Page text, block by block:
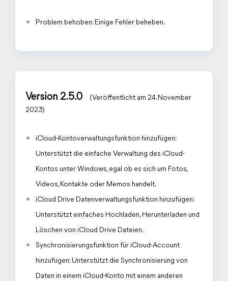
Problem behoben: Einige Fehler beheben.
Version 2.5.0
(Veröffentlicht am 24. November
2023)
iCloud-Kontoverwaltungsfunktion hinzufügen:
Unterstützt die einfache Verwaltung des iCloud-
Kontos unter Windows, egal ob es sich um Fotos,
Videos, Kontakte oder Memos handelt.
iCloud Drive Datenverwaltungsfunktion hinzufügen:
Unterstützt einfaches Hochladen, Herunterladen und
Löschen von iCloud Drive Dateien.
Synchronisierungsfunktion für iCloud-Account
hinzufügen: Unterstützt die Synchronisierung von
Daten in einem iCloud-Konto mit einem anderen